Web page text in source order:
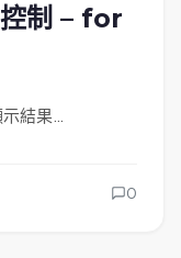
制 – for
結果…
0